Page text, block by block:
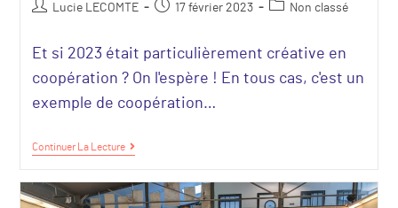
Lucie LECOMTE 17 février 2023 Non classé
Et si 2023 était particulièrement créative en
coopération ? On l'espère ! En tous cas, c'est un
exemple de coopération…
Continuer La Lecture